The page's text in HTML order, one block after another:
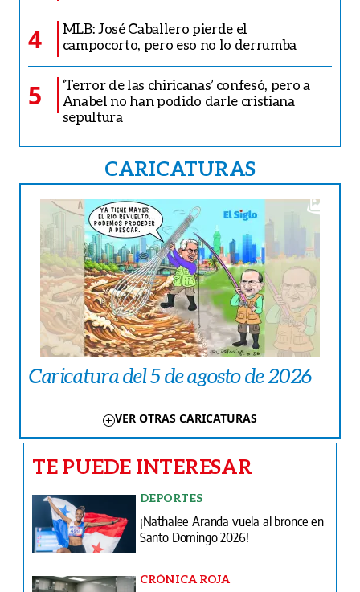
4
MLB: José Caballero pierde el
campocorto, pero eso no lo derrumba
5
‘Terror de las chiricanas’ confesó, pero a
Anabel no han podido darle cristiana
sepultura
CARICATURAS
Caricatura del 5 de agosto de 2026
VER OTRAS CARICATURAS
TE PUEDE INTERESAR
DEPORTES
¡Nathalee Aranda vuela al bronce en
Santo Domingo 2026!
CRÓNICA ROJA